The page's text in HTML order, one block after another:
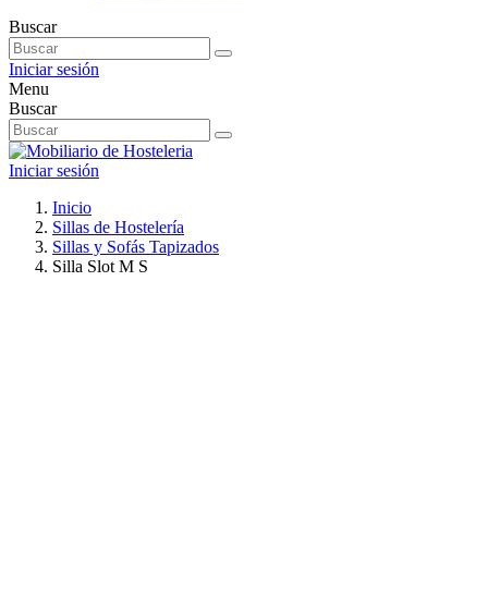
Buscar
Iniciar sesión
Menu
Buscar
Iniciar sesión
Inicio
Sillas de Hostelería
Sillas y Sofás Tapizados
Silla Slot M S